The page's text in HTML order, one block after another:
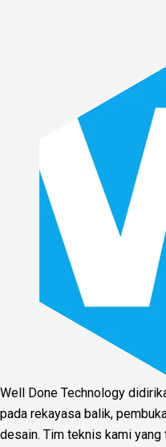
Well Done Technology
pada rekayasa balik,
desain. Tim teknis kami